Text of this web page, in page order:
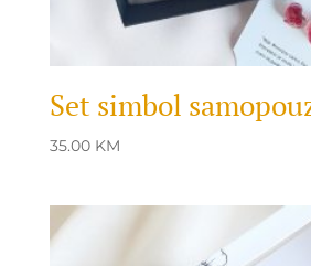
Set simbol
35.00 KM